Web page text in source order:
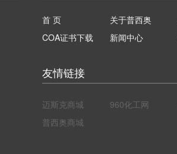
首 页 关于普西奥
COA证书下载
新闻中心
友情链接
迈斯克商城 960化工网
普西奥商城